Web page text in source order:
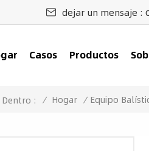
dejar un mensaje :
Casos Productos
Dentro : / Hogar / Equipo